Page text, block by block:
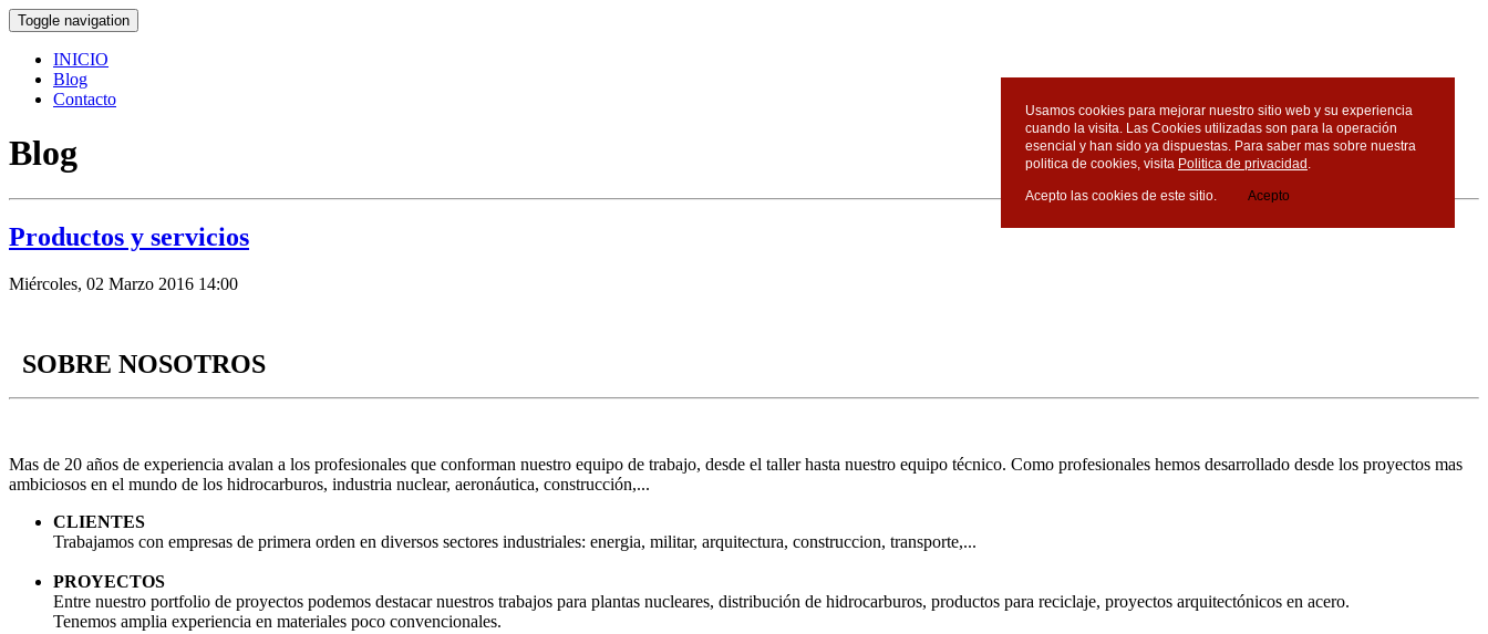
Toggle navigation
INICIO
Blog
Contacto
Blog
Productos y servicios
Miércoles, 02 Marzo 2016 14:00
SOBRE NOSOTROS
Mas de 20 años de experiencia avalan a los profesionales que conforman nuestro equipo de trabajo, desde el taller hasta nuestro equipo técnico. Como profesionales hemos desarrollado desde los proyectos mas
ambiciosos en el mundo de los hidrocarburos, industria nuclear, aeronáutica, construcción,...
CLIENTES
Trabajamos con empresas de primera orden en diversos sectores industriales: energia, militar, arquitectura, construccion, transporte,...
PROYECTOS
Entre nuestro portfolio de proyectos podemos destacar nuestros trabajos para plantas nucleares, distribución de hidrocarburos, productos para reciclaje, proyectos arquitectónicos en acero.
Tenemos amplia experiencia en materiales poco convencionales.
Usamos cookies para mejorar nuestro sitio web y su experiencia
cuando la visita. Las Cookies utilizadas son para la operación
esencial y han sido ya dispuestas. Para saber mas sobre nuestra
politica de cookies, visita Politica de privacidad .
Acepto las cookies de este sitio. Acepto